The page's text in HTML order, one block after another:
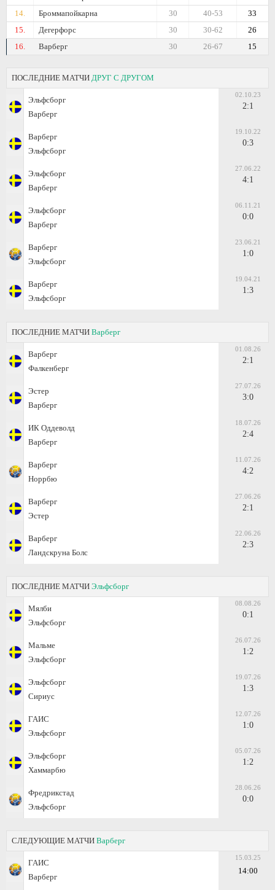
14.
Броммапойкарна 33
40-53
30
15.
Дегерфорс 26
30-62
30
16.
Варберг 15
26-67
30
ПОСЛЕДНИЕ МАТЧИ ДРУГ С ДРУГОМ
Эльфсборг
Варберг
02.10.23
2:1
Варберг
Эльфсборг
19.10.22
0:3
Эльфсборг
Варберг
27.06.22
4:1
Эльфсборг
Варберг
06.11.21
0:0
Варберг
Эльфсборг
23.06.21
1:0
Варберг
Эльфсборг
19.04.21
1:3
ПОСЛЕДНИЕ МАТЧИ Варберг
Варберг
Фалкенберг
01.08.26
2:1
Эстер
Варберг
27.07.26
3:0
ИК Оддеволд
Варберг
18.07.26
2:4
Варберг
Норрбю
11.07.26
4:2
Варберг
Эстер
27.06.26
2:1
Варберг
Ландскруна Болс
22.06.26
2:3
ПОСЛЕДНИЕ МАТЧИ Эльфсборг
Мялби
Эльфсборг
08.08.26
0:1
Мальме
Эльфсборг
26.07.26
1:2
Эльфсборг
Сириус
19.07.26
1:3
ГАИС
Эльфсборг
12.07.26
1:0
Эльфсборг
Хаммарбю
05.07.26
1:2
Фредрикстад
Эльфсборг
28.06.26
0:0
СЛЕДУЮЩИЕ МАТЧИ Варберг
ГАИС
Варберг
15.03.25
14:00